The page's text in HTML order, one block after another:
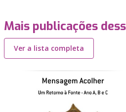
Mais publicações
Ver a lista completa